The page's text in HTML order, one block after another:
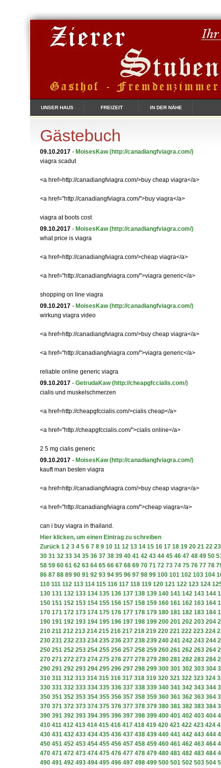
UNSER HAUS FREIZEIT IN DER NÄHE
Gästebuch
09.10.2017 - MoisesKaw (http://canadiangfviagra.com/)
viagra scadut
<a href=http://canadiangfviagra.com/>buy cheap viagra</a>
<a href="http://canadiangfviagra.com/">buy viagra</a>
viagra at boots cost
09.10.2017 - MoisesKaw (http://canadiangfviagra.com/)
what price is viagra
<a href=http://canadiangfviagra.com/>cheap viagra</a>
<a href="http://canadiangfviagra.com/">viagra generic</a>
shopping on line viagra
09.10.2017 - MoisesKaw (http://canadiangfviagra.com/)
wirkung viagra video
<a href=http://canadiangfviagra.com/>buy cheap viagra</a>
<a href="http://canadiangfviagra.com/">viagra generic</a>
reliable online generic viagra
09.10.2017 - GetrudaKaw (http://cheapgfccialis.com/)
cialis und muskelschmerzen
<a href=http://cheapgfccialis.com/>cialis cheap</a>
<a href="http://cheapgfccialis.com/">cialis online</a>
2 5 mg cialis generic
09.10.2017 - MoisesKaw (http://canadiangfviagra.com/)
kauft man besten viagra
<a href=http://canadiangfviagra.com/>buy cheap viagra</a>
<a href="http://canadiangfviagra.com/">cheap viagra</a>
can i buy viagra in thailand.
Hier klicken, um einen Eintrag zu schreiben
Zurück 1 2 3 4 5 6 7 8 9 10 11 12 13 14 15 16 17 18 19 20 21 22 23
30 31 32 33 34 35 36 37 38 39 40 41 42 43 44 45 46 47 48 49 50
58 59 60 61 62 63 64 65 66 67 68 69 70 71 72 73 74 75 76 77 78
86 87 88 89 90 91 92 93 94 95 96 97 98 99 100 101 102 103 104
110 111 112 113 114 115 116 117 118 119 120 121 122 123 124
130 131 132 133 134 135 136 137 138 139 140 141 142 143 144
150 151 152 153 154 155 156 157 158 159 160 161 162 163 164
170 171 172 173 174 175 176 177 178 179 180 181 182 183 184
190 191 192 193 194 195 196 197 198 199 200 201 202 203 204
210 211 212 213 214 215 216 217 218 219 220 221 222 223 224
230 231 232 233 234 235 236 237 238 239 240 241 242 243 244
250 251 252 253 254 255 256 257 258 259 260 261 262 263 264
270 271 272 273 274 275 276 277 278 279 280 281 282 283 284
290 291 292 293 294 295 296 297 298 299 300 301 302 303 304
310 311 312 313 314 315 316 317 318 319 320 321 322 323 324
330 331 332 333 334 335 336 337 338 339 340 341 342 343 344
350 351 352 353 354 355 356 357 358 359 360 361 362 363 364
370 371 372 373 374 375 376 377 378 379 380 381 382 383 384
390 391 392 393 394 395 396 397 398 399 400 401 402 403 404
410 411 412 413 414 415 416 417 418 419 420 421 422 423 424
430 431 432 433 434 435 436 437 438 439 440 441 442 443 444
450 451 452 453 454 455 456 457 458 459 460 461 462 463 464
470 471 472 473 474 475 476 477 478 479 480 481 482 483 484
490 491 492 493 494 495 496 497 498 499 500 501 502 503 504